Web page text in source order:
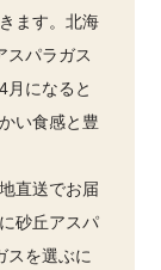
ます。北海
スパラガス
月になると
い食感と豊
直送でお届
砂丘アスパ
スを選ぶに